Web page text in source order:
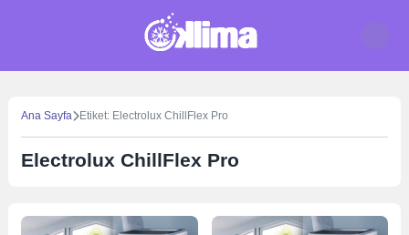
Ana Sayfa Etiket: Electrolux ChillFlex Pro
Electrolux ChillFlex Pro